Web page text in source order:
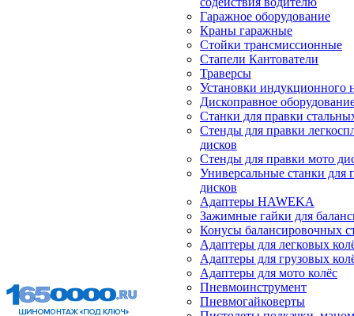
Гаражное оборудование
Краны гаражные
Стойки трансмиссионные
Стапели Кантователи
Траверсы
Установки индукционного
Дископравное
Станки для правки
Стенды для правки
дисков
Стенды для правки мото
Универсальные станки для
дисков
Адаптеры HAWEKA
Зажимные гайки для
Конусы балансировочных
Адаптеры для легковых
Адаптеры для грузовых
Адаптеры для мото колёс
Пневмоинструмент
Пневмогайковерты